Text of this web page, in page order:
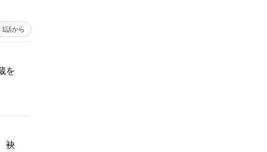
1話から
を
袂